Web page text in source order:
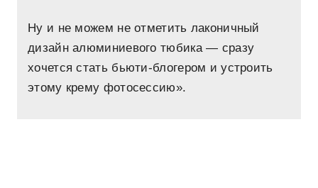
Ну и не можем не отметить лаконичный
дизайн алюминиевого тюбика — сразу
хочется стать бьюти-блогером и устроить
этому крему фотосессию».